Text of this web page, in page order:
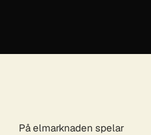
På elmarknaden spelar